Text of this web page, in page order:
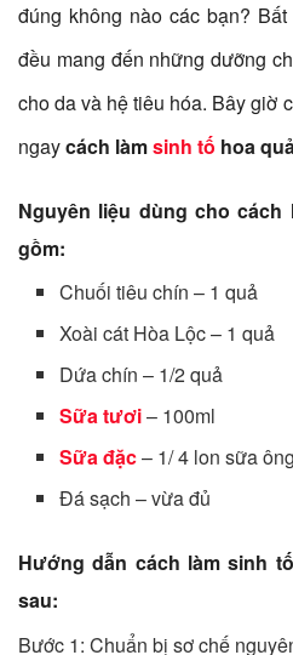
đúng không nào các bạn?
đều mang đến những dưỡng
cho da và hệ tiêu hóa. Bây giờ
ngaycách làmsinh tố hoa
Nguyên liệu dùng cho
gồm:
Chuối tiêu chín – 1 quả
Xoài cát Hòa Lộc – 1 quả
Dứa chín – 1/2 quả
Sữa tươi– 100ml
Sữa đặc– 1/ 4 lon sữa
Đá sạch – vừa đủ
Hướng dẫn cách làm sinh
sau:
Bước 1: Chuẩn bị sơ chế